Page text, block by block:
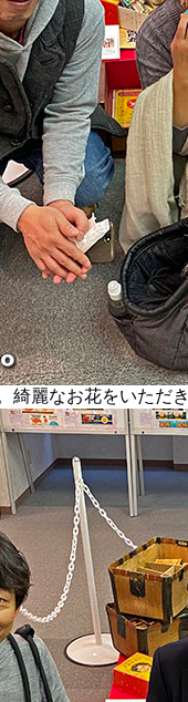
綺麗なお花をいただ